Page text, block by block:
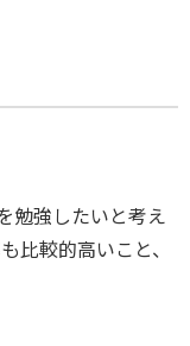
勉強したいと考え
比較的高いこと、